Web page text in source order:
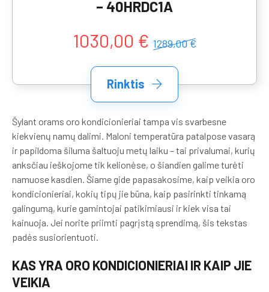
– 40HRDC1A
1030,00 € 1289,00 €
Rinktis
Šylant orams oro kondicionieriai tampa vis svarbesne
kiekvienų namų dalimi. Maloni temperatūra patalpose vasarą
ir papildoma šiluma šaltuoju metų laiku – tai privalumai, kurių
anksčiau ieškojome tik kelionėse, o šiandien galime turėti
namuose kasdien. Šiame gide papasakosime, kaip veikia oro
kondicionieriai, kokių tipų jie būna, kaip pasirinkti tinkamą
galingumą, kurie gamintojai patikimiausi ir kiek visa tai
kainuoja. Jei norite priimti pagrįstą sprendimą, šis tekstas
padės susiorientuoti.
KAS YRA ORO KONDICIONIERIAI IR KAIP JIE
VEIKIA